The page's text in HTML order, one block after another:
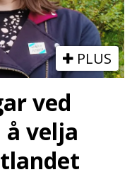
PLUS
ved
velja